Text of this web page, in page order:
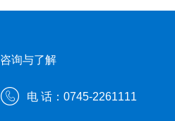
咨询与了解
电 话：0745-2261111